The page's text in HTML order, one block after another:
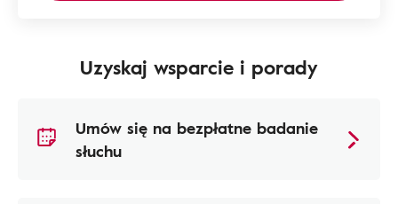
Uzyskaj wsparcie i porady
Umów się na bezpłatne badanie
słuchu